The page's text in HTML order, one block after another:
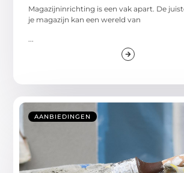
Magazijninrichting is een vak apart. De
je magazijn kan een wereld van
...
AANBIEDINGEN